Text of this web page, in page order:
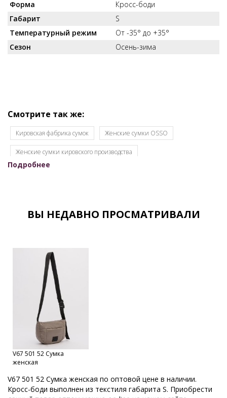
Форма
Кросс-боди
Габарит
S
Температурный режим
От -35° до +35°
Сезон
Осень-зима
Смотрите так же:
Кировская фабрика сумок Женские сумки OSSO
Женские сумки кировского производства
Женские сумки недорого
Женские сумки Российской фабрики
Оптовый склад сумок в Москве
Кировские сумки
Сумки от производителя
Оптовая продажа сумок
Кожгалантерейная фабрика
ОССО сумки оптом Киров
Производитель женских сумок Россия
Подробнее
ВЫ НЕДАВНО ПРОСМАТРИВАЛИ
V67 501 52 Сумка
женская
V67 501 52 Сумка женская по оптовой цене в наличии.
Кросс-боди выполнен из текстиля габарита S. Приобрести